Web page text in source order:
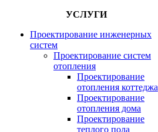
УСЛУГИ
Проектирование инженерных
систем
Проектирование систем
отопления
Проектирование
отопления коттеджа
Проектирование
отопления дома
Проектирование
теплого пола